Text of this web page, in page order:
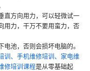
直方向用力，可以轻微试一
用力，干万不要用蛮力，否
池，否则会损坏电脑的。
训、手机维修培训、家电维
修培训课程是从零基础起